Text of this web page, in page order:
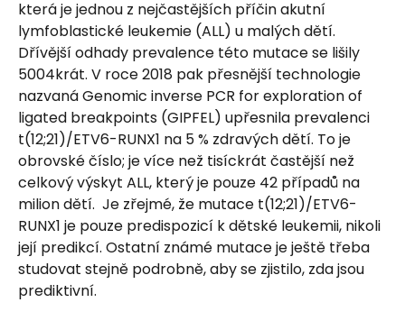
která je jednou z nejčastějších příčin akutní
lymfoblastické leukemie (ALL) u malých dětí.
Dřívější odhady prevalence této mutace se lišily
5004krát. V roce 2018 pak přesnější technologie
nazvaná Genomic inverse PCR for exploration of
ligated breakpoints (GIPFEL) upřesnila prevalenci
t(12;21)/ETV6-RUNX1 na 5 % zdravých dětí. To je
obrovské číslo; je více než tisíckrát častější než
celkový výskyt ALL, který je pouze 42 případů na
milion dětí. Je zřejmé, že mutace t(12;21)/ETV6-
RUNX1 je pouze predispozicí k dětské leukemii, nikoli
její predikcí. Ostatní známé mutace je ještě třeba
studovat stejně podrobně, aby se zjistilo, zda jsou
prediktivní.